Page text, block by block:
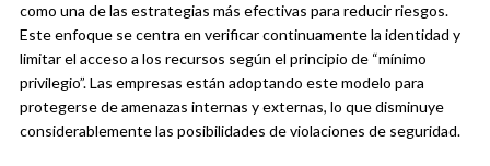
como una de las estrategias más efectivas para reducir riesgos.
Este enfoque se centra en verificar continuamente la identidad y
limitar el acceso a los recursos según el principio de “mínimo
privilegio”. Las empresas están adoptando este modelo para
protegerse de amenazas internas y externas, lo que disminuye
considerablemente las posibilidades de violaciones de seguridad.